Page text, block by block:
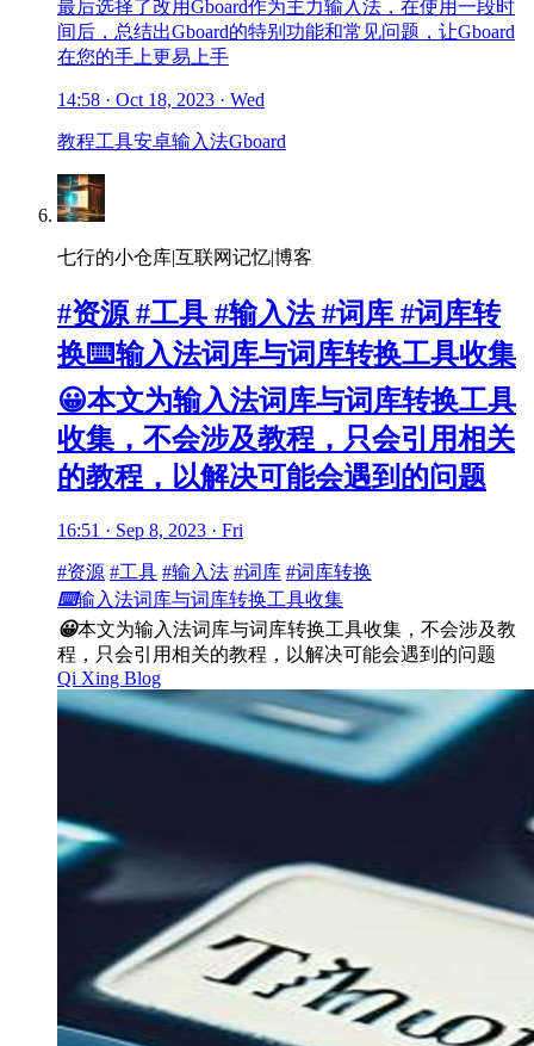
最后选择了改用Gboard作为主力输入法，在使用一段时
间后，总结出Gboard的特别功能和常见问题，让Gboard
在您的手上更易上手
14:58 · Oct 18, 2023 · Wed
教程工具安卓输入法Gboard
七行的小仓库|互联网记忆|博客
#资源 #工具 #输入法 #词库 #词库转
换⌨️输入法词库与词库转换工具收集
😀本文为输入法词库与词库转换工具
收集，不会涉及教程，只会引用相关
的教程，以解决可能会遇到的问题
16:51 · Sep 8, 2023 · Fri
#资源 #工具 #输入法 #词库 #词库转换
⌨️输入法词库与词库转换工具收集
😀本文为输入法词库与词库转换工具收集，不会涉及教
程，只会引用相关的教程，以解决可能会遇到的问题
Qi Xing Blog